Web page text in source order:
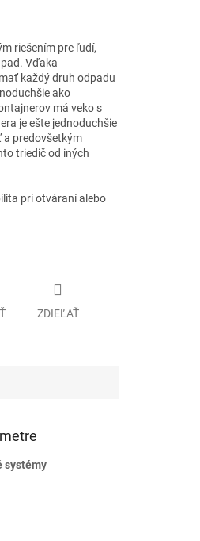
riešením pre ľudí,
Vďaka
každý druh odpadu
ako
má veko s
je ešte jednoduchšie
a predovšetkým
triedič od iných
pri otváraní alebo
ZDIEĽAŤ
systémy